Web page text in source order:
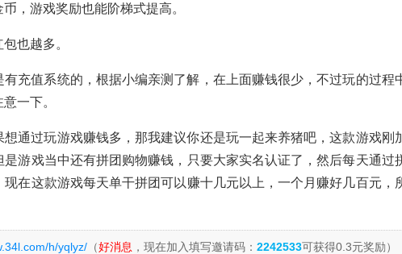
，游戏奖励也能阶梯式提高。
也越多。
充值系统的，根据小编亲测了解，在上面赚钱很少，不过玩的过程
一下。
通过玩游戏赚钱多，那我建议你还是玩一起来养猪吧，这款游戏刚
游戏当中还有拼团购物赚钱，只要大家实名认证了，然后每天通过
在这款游戏每天单干拼团可以赚十几元以上，一个月赚好几百元，
h/yqlyz/ （好消息 ，现在加入填写邀请码： 2242533可获得0.3元奖励）